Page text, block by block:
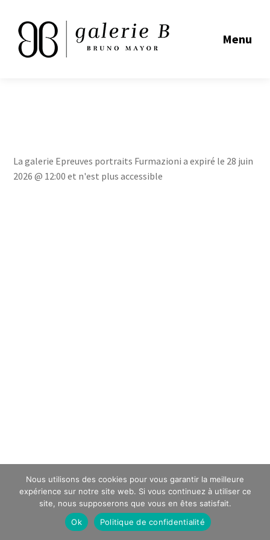
Menu
La galerie Epreuves portraits Furmazioni a expiré le 28 juin
2026 @ 12:00 et n'est plus accessible
Nous utilisons des cookies pour vous garantir la meilleure
expérience sur notre site web. Si vous continuez à utiliser ce
site, nous supposerons que vous en êtes satisfait.
Ok
Politique de confidentialité